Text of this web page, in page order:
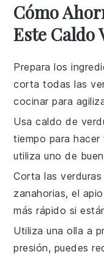
Cómo
Este Caldo
Prepara los
corta todas las
cocinar para
Usa caldo de
tiempo para
utiliza uno de
Corta las
zanahorias, el apio
más rápido si
Utiliza una olla a
presión, puedes